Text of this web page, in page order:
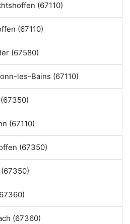
(67110)
(67110)
(67580)
les-Bains (67110)
(67110)
(67350)
(67360)